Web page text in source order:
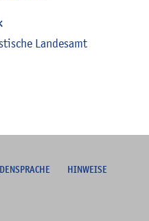
Landesamt
HINWEISE